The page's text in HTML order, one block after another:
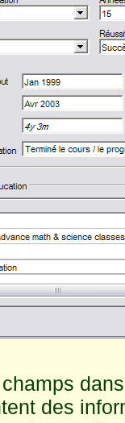
des